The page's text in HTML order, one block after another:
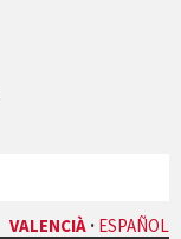
VALENCIÀ ESPAÑOL